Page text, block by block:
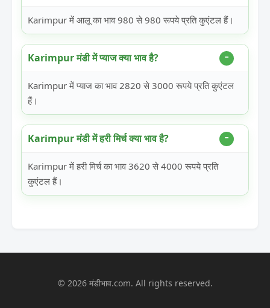
Karimpur में आलू का भाव 980 से 980 रूपये प्रति कुएंटल हैं।
Karimpur मंडी में प्याज क्या भाव है?
Karimpur में प्याज का भाव 2820 से 3000 रूपये प्रति कुएंटल
हैं।
Karimpur मंडी में हरी मिर्च क्या भाव है?
Karimpur में हरी मिर्च का भाव 3620 से 4000 रूपये प्रति
कुएंटल हैं।
© 2026 मंडीभाव.com. All rights reserved.